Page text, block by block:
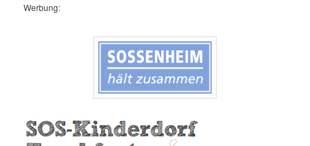
Werbung: